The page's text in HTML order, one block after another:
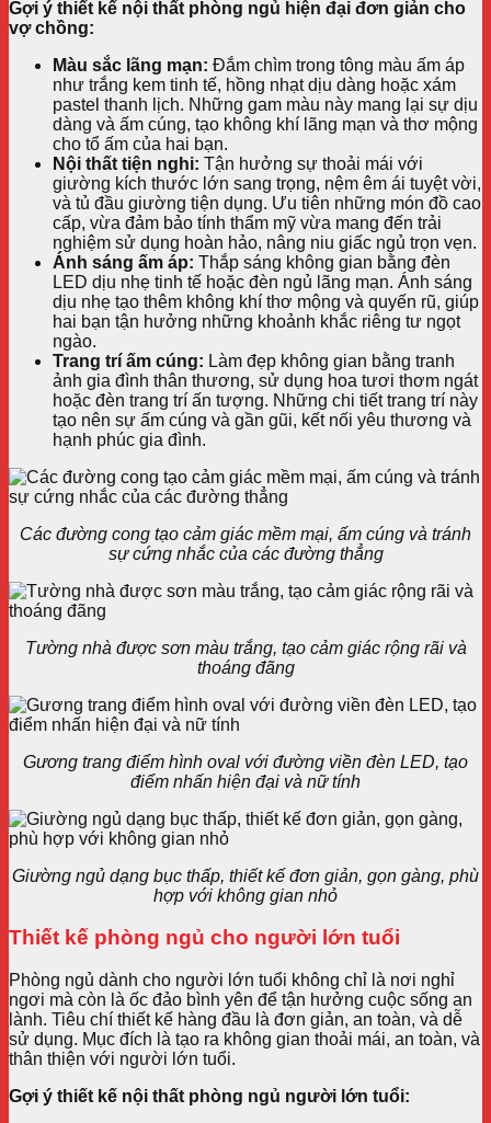
Gợi ý thiết kế nội thất phòng ngủ hiện đại đơn giản cho
vợ chồng:
Màu sắc lãng mạn: Đắm chìm trong tông màu ấm áp
như trắng kem tinh tế, hồng nhạt dịu dàng hoặc xám
pastel thanh lịch. Những gam màu này mang lại sự dịu
dàng và ấm cúng, tạo không khí lãng mạn và thơ mộng
cho tổ ấm của hai bạn.
Nội thất tiện nghi: Tận hưởng sự thoải mái với
giường kích thước lớn sang trọng, nệm êm ái tuyệt vời,
và tủ đầu giường tiện dụng. Ưu tiên những món đồ cao
cấp, vừa đảm bảo tính thẩm mỹ vừa mang đến trải
nghiệm sử dụng hoàn hảo, nâng niu giấc ngủ trọn vẹn.
Ánh sáng ấm áp: Thắp sáng không gian bằng đèn
LED dịu nhẹ tinh tế hoặc đèn ngủ lãng mạn. Ánh sáng
dịu nhẹ tạo thêm không khí thơ mộng và quyến rũ, giúp
hai bạn tận hưởng những khoảnh khắc riêng tư ngọt
ngào.
Trang trí ấm cúng: Làm đẹp không gian bằng tranh
ảnh gia đình thân thương, sử dụng hoa tươi thơm ngát
hoặc đèn trang trí ấn tượng. Những chi tiết trang trí này
tạo nên sự ấm cúng và gần gũi, kết nối yêu thương và
hạnh phúc gia đình.
Các đường cong tạo cảm giác mềm mại, ấm cúng và tránh
sự cứng nhắc của các đường thẳng
Tường nhà được sơn màu trắng, tạo cảm giác rộng rãi và
thoáng đãng
Gương trang điểm hình oval với đường viền đèn LED, tạo
điểm nhấn hiện đại và nữ tính
Giường ngủ dạng bục thấp, thiết kế đơn giản, gọn gàng, phù
hợp với không gian nhỏ
Thiết kế phòng ngủ cho người lớn tuổi
Phòng ngủ dành cho người lớn tuổi không chỉ là nơi nghỉ
ngơi mà còn là ốc đảo bình yên để tận hưởng cuộc sống an
lành. Tiêu chí thiết kế hàng đầu là đơn giản, an toàn, và dễ
sử dụng. Mục đích là tạo ra không gian thoải mái, an toàn, và
thân thiện với người lớn tuổi.
Gợi ý thiết kế nội thất phòng ngủ người lớn tuổi: